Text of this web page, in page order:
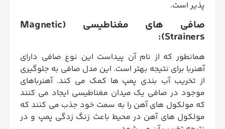
پذیر است.
صافی های مغناطیسی (Magnetic
Strainers):
همانطور که از نام آن پیداست این نوع صافی دارای
آهنربا برای نتیجه بهتر است. این مدل صافی به جلوگیری
از تخریب آب بندی پمپ ها کمک می کند. آهنرباهای
موجود در صافی یک میدان مغناطیسی ایجاد می کنند
که مولکول های آهن را به سمت خود جذب می کنند که
مولکول های آهن در محیط باعث زنگ زدگی پمپ و در